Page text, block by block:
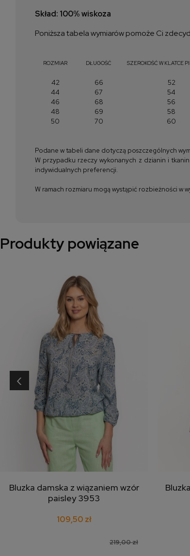
Skład: 100% wiskoza
Poniższa tabela wymiarów pomoże Ci
ROZMIAR DŁUGOŚĆ SZEROKOŚĆ W KLATCE
42 66 52
44
67 54
46
68 56
48
69 58
50
70 60
Podane w tabeli dane dotyczą poszczególnych
W przypadku rzeczy wykonanych z dzianin i
indywidualnych preferencji.
W ramach rozmiaru mogą wystąpić rozbieżności w
Produkty powiązane
dodaj do koszyka
Bluzka damska z wiązaniem wzór
paisley 3953
219,00 zł
109,50 zł
‹